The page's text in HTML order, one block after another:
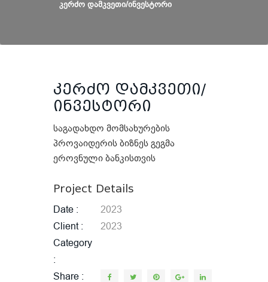
კერძო დამკვეთი/ინვესტორი
კერძო დამკვეთი/
ინვესტორი
საგადახდო მომსახურების
პროვაიდერის ბიზნეს გეგმა
ეროვნული ბანკისთვის
Project Details
Date
2023
Client
2023
Category
Share